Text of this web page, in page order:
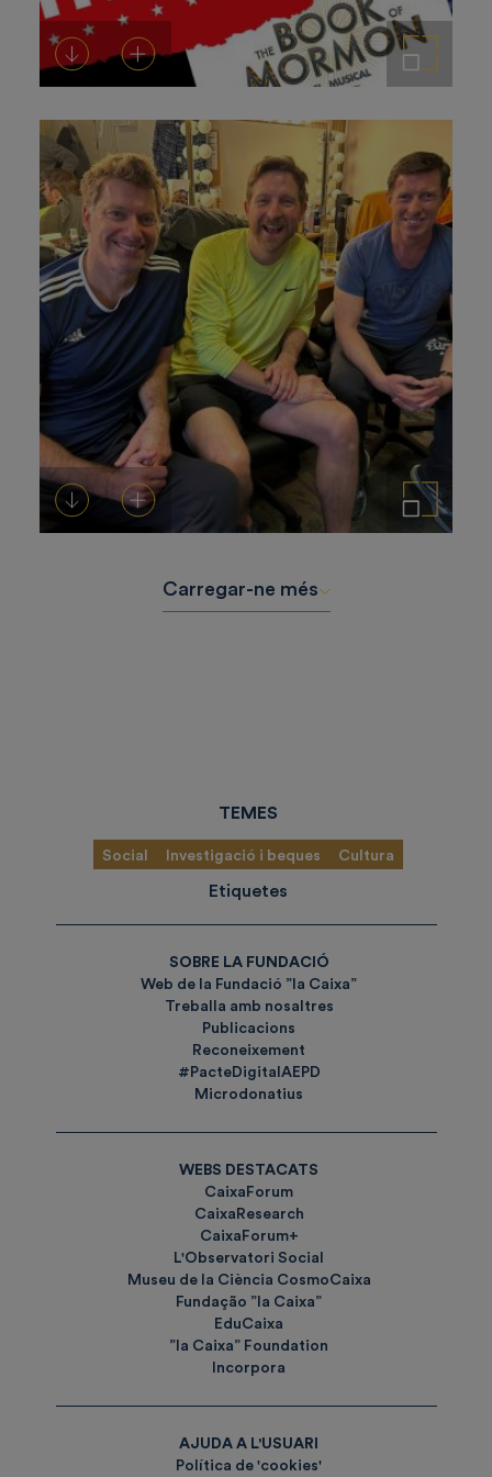
Descarregar-ho Afegeix a la cistella Amplia la imatge
Descarregar-ho Afegeix a la cistella Amplia la imatge
Carregar-ne més
TEMES
Social Investigació i beques Cultura
Etiquetes
SOBRE LA FUNDACIÓ
Web de la Fundació ”la Caixa”
Treballa amb nosaltres
Publicacions
Reconeixement
#PacteDigitalAEPD
Microdonatius
WEBS DESTACATS
CaixaForum
CaixaResearch
CaixaForum+
L'Observatori Social
Museu de la Ciència CosmoCaixa
Fundação ”la Caixa”
EduCaixa
”la Caixa” Foundation
Incorpora
AJUDA A L'USUARI
Política de 'cookies'